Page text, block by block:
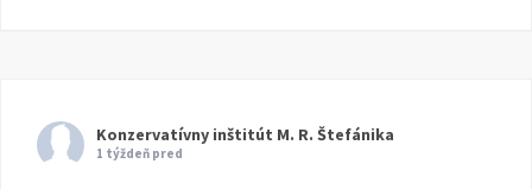
Konzervatívny inštitút M. R. Štefánika
1 týždeň pred